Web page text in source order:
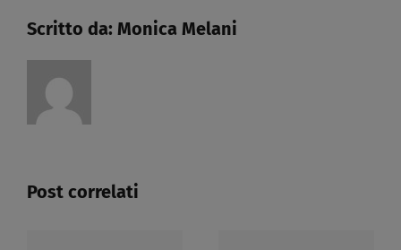
2026,
Scritto da: Monica Melani
Post correlati